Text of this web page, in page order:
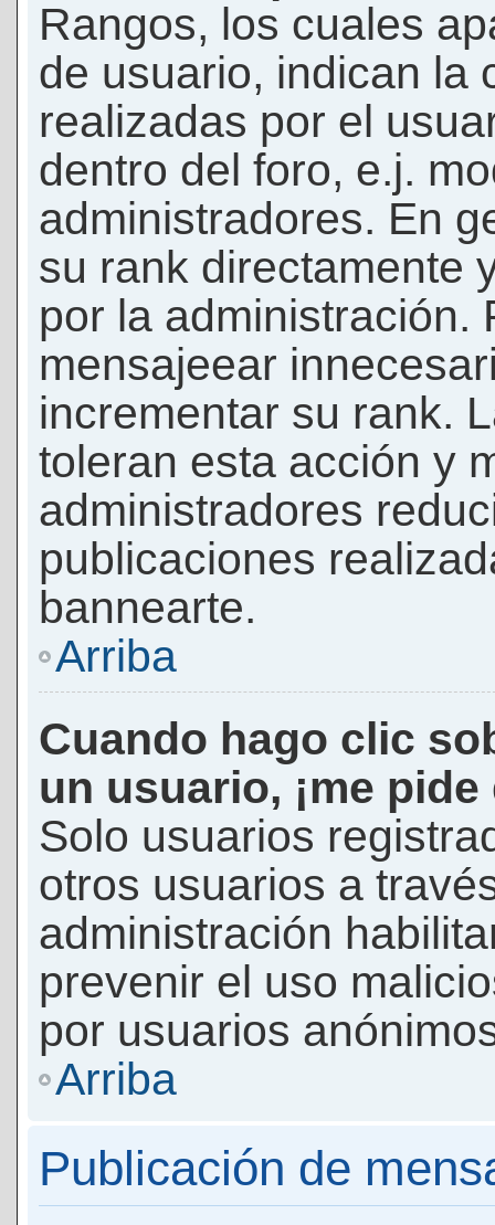
Rangos, los cuales
de usuario, indican la
realizadas por el
dentro del foro, e.j.
administradores. En
su rank directamente
por la administración.
mensajeear
incrementar su rank.
toleran esta acción y
administradores
publicaciones
bannearte.
Arriba
Cuando hago clic
un usuario, ¡me
Solo usuarios
otros usuarios a
administración
prevenir el uso
por usuarios
Arriba
Publicación de